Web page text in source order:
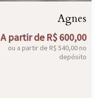
Agnes
A partir de R$ 600,00
ou a partir de R$ 540,00 no
depósito